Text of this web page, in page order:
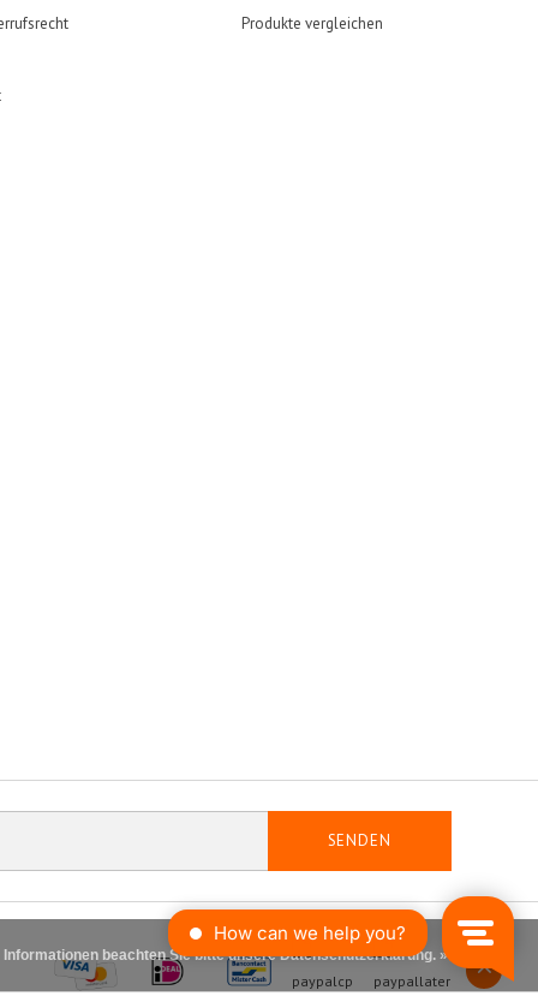
Produkte vergleichen
SENDEN
beachten Sie bitte unsere Datenschutzerklärung. »